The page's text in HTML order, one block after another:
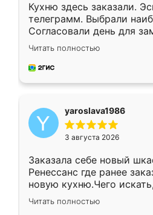
Кухню здесь заказали.
телеграмм. Выбрали
Согласовали день для
недели кухня была уже
довольны работой.
мебель за качественную
Читать полностью
yaroslava1986
3 августа 2026
Заказала себе новый
Ренессанс где ранее
новую кухню.Чего
вполне довольна. Служит
два года, нареканий нет.
Читать полностью